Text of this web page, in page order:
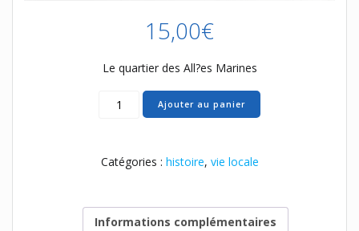
15,00€
Le quartier des All?es Marines
quantité
allées
Bayonne
Ajouter au panier
Catégories : histoire, vie locale
Informations complémentaires